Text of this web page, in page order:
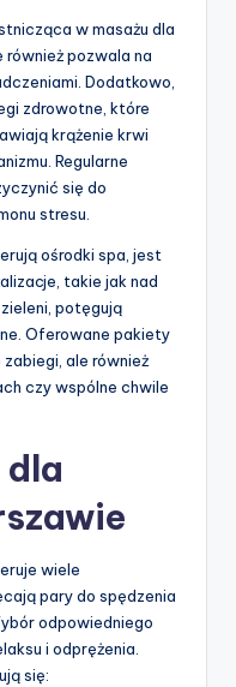
w masażu dla
również pozwala na
Dodatkowo,
zdrowotne, które
krążenie krwi
Regularne
się do
stresu.
ośrodki spa, jest
takie jak nad
potęgują
Oferowane pakiety
ale również
czy wspólne chwile
dla
wiele
pary do spędzenia
odpowiedniego
i odprężenia.
się: